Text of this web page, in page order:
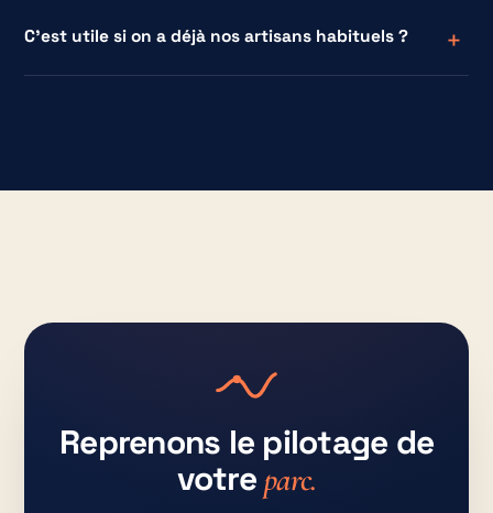
C'est utile si on a déjà nos artisans habituels ?
Reprenons le pilotage de
votreparc.